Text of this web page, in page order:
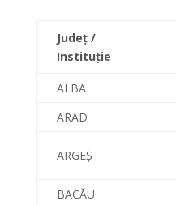
Județ /
Instituție
ALBA
ARAD
ARGEȘ
BACĂU